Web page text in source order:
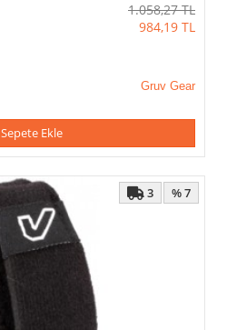
1.058,27 TL
984,19 TL
Gruv Gear
Sepete Ekle
% 7
3